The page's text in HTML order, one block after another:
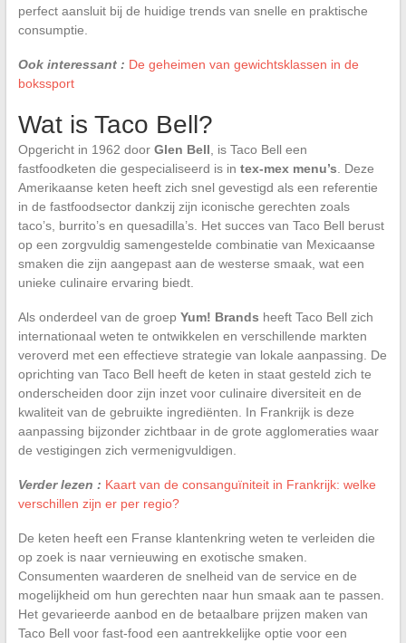
perfect aansluit bij de huidige trends van snelle en praktische
consumptie.
Ook interessant : De geheimen van gewichtsklassen in de
bokssport
Wat is Taco Bell?
Opgericht in 1962 door Glen Bell , is Taco Bell een
fastfoodketen die gespecialiseerd is in tex-mex menu’s . Deze
Amerikaanse keten heeft zich snel gevestigd als een referentie
in de fastfoodsector dankzij zijn iconische gerechten zoals
taco’s, burrito’s en quesadilla’s. Het succes van Taco Bell berust
op een zorgvuldig samengestelde combinatie van Mexicaanse
smaken die zijn aangepast aan de westerse smaak, wat een
unieke culinaire ervaring biedt.
Als onderdeel van de groep Yum! Brands heeft Taco Bell zich
internationaal weten te ontwikkelen en verschillende markten
veroverd met een effectieve strategie van lokale aanpassing. De
oprichting van Taco Bell heeft de keten in staat gesteld zich te
onderscheiden door zijn inzet voor culinaire diversiteit en de
kwaliteit van de gebruikte ingrediënten. In Frankrijk is deze
aanpassing bijzonder zichtbaar in de grote agglomeraties waar
de vestigingen zich vermenigvuldigen.
Verder lezen : Kaart van de consanguïniteit in Frankrijk: welke
verschillen zijn er per regio?
De keten heeft een Franse klantenkring weten te verleiden die
op zoek is naar vernieuwing en exotische smaken.
Consumenten waarderen de snelheid van de service en de
mogelijkheid om hun gerechten naar hun smaak aan te passen.
Het gevarieerde aanbod en de betaalbare prijzen maken van
Taco Bell voor fast-food een aantrekkelijke optie voor een